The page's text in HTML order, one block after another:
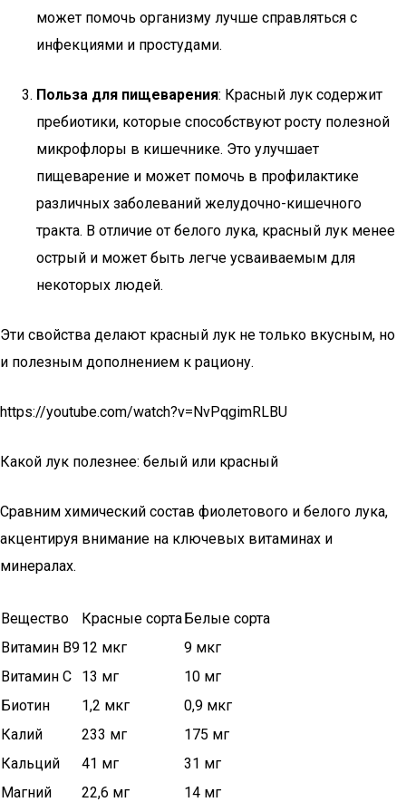
может помочь организму лучше справляться с
инфекциями и простудами.
Польза для пищеварения: Красный лук содержит
пребиотики, которые способствуют росту полезной
микрофлоры в кишечнике. Это улучшает
пищеварение и может помочь в профилактике
различных заболеваний желудочно-кишечного
тракта. В отличие от белого лука, красный лук менее
острый и может быть легче усваиваемым для
некоторых людей.
Эти свойства делают красный лук не только вкусным, но
и полезным дополнением к рациону.
https://youtube.com/watch?v=NvPqgimRLBU
Какой лук полезнее: белый или красный
Сравним химический состав фиолетового и белого лука,
акцентируя внимание на ключевых витаминах и
минералах.
Вещество Красные сортаБелые сорта
Витамин B912 мкг
9 мкг
Витамин C
13 мг
10 мг
Биотин
1,2 мкг
0,9 мкг
Калий
233 мг
175 мг
Кальций
41 мг
31 мг
Магний
22,6 мг
14 мг